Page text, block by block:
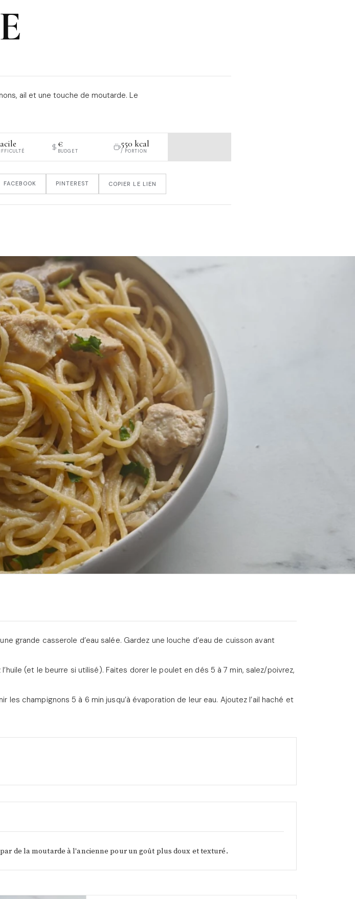
ail et une touche de moutarde. Le
€
BUDGET
550 kcal
/ PORTION
FACEBOOK PINTEREST COPIER LE LIEN
grande casserole d’eau salée. Gardez une louche d’eau de cuisson avant
(et le beurre si utilisé). Faites dorer le poulet en dés 5 à 7 min, salez/poivrez,
les champignons 5 à 6 min jusqu’à évaporation de leur eau. Ajoutez l’ail haché et
de la moutarde à l'ancienne pour un goût plus doux et texturé.